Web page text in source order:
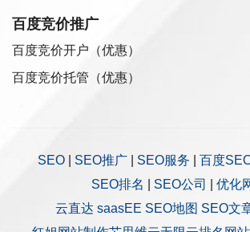
百度竞价推广
百度竞价开户（优惠）
百度竞价托管（优惠）
SEO SEO推广 SEO服务 百度
SEO排名
SEO公司
优化
云直达 saasEE SEO地图 SEO文